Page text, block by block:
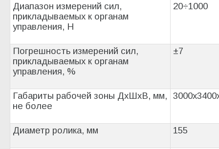
Диапазон измерений сил,
прикладываемых к органам
управления, Н
20÷1000
Погрешность измерений сил,
прикладываемых к органам
управления, %
±7
Габариты рабочей зоны ДхШхВ, мм,
не более
Диаметр ролика, мм 155